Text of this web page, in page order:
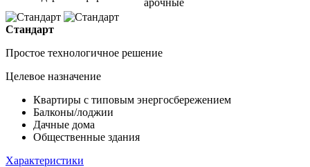
Стандарт
Простое технологичное решение
Целевое назначение
Квартиры с типовым энергосбережением
Балконы/лоджии
Дачные дома
Общественные здания
Характеристики